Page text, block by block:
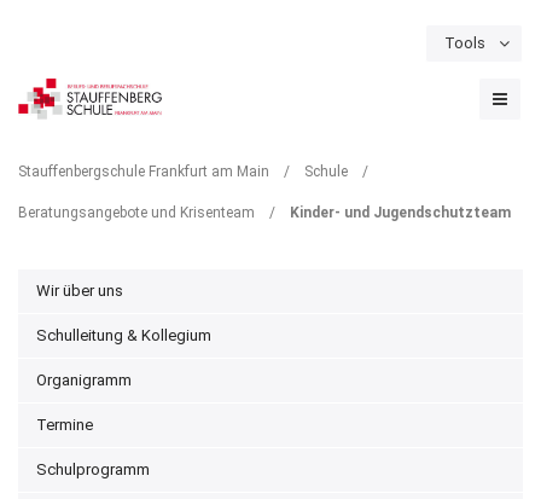
Tools
Schulportal Termine
JUGENDSCHUTZTEAM
Stauffenbergschule Frankfurt am Main / Schule /
Beratungsangebote und Krisenteam / Kinder- und Jugendschutzteam
Wir über uns
Schulleitung & Kollegium
Organigramm
Termine
Schulprogramm